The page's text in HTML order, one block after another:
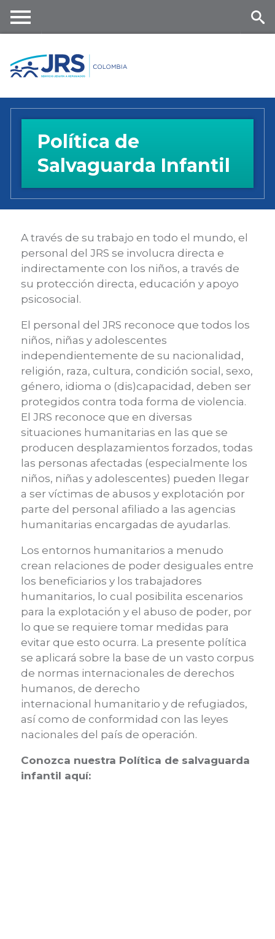
content
nu
Política de
Salvaguarda Infantil
A través de su trabajo en todo el mundo, el
personal del JRS se involucra directa e
indirectamente con los niños, a través de
su protección directa, educación y apoyo
psicosocial.
El personal del JRS reconoce que todos los
niños, niñas y adolescentes
independientemente de su nacionalidad,
religión, raza, cultura, condición social, sexo,
género, idioma o (dis)capacidad, deben ser
protegidos contra toda forma de violencia.
El JRS reconoce que en diversas
situaciones humanitarias en las que se
producen desplazamientos forzados, todas
las personas afectadas (especialmente los
niños, niñas y adolescentes) pueden llegar
a ser víctimas de abusos y explotación por
parte del personal afiliado a las agencias
humanitarias encargadas de ayudarlas.
Los entornos humanitarios a menudo
crean relaciones de poder desiguales entre
los beneficiarios y los trabajadores
humanitarios, lo cual posibilita escenarios
para la explotación y el abuso de poder, por
lo que se requiere tomar medidas para
evitar que esto ocurra. La presente política
se aplicará sobre la base de un vasto corpus
de normas internacionales de derechos
humanos, de derecho
internacional humanitario y de refugiados,
así como de conformidad con las leyes
nacionales del país de operación.
Conozca nuestra Política de salvaguarda
infantil aquí: